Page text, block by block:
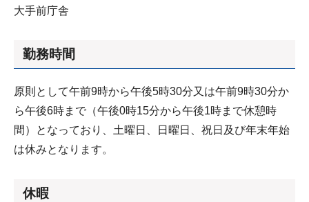
大手前庁舎
勤務時間
原則として午前9時から午後5時30分又は午前9時30分か
ら午後6時まで（午後0時15分から午後1時まで休憩時
間）となっており、土曜日、日曜日、祝日及び年末年始
は休みとなります。
休暇